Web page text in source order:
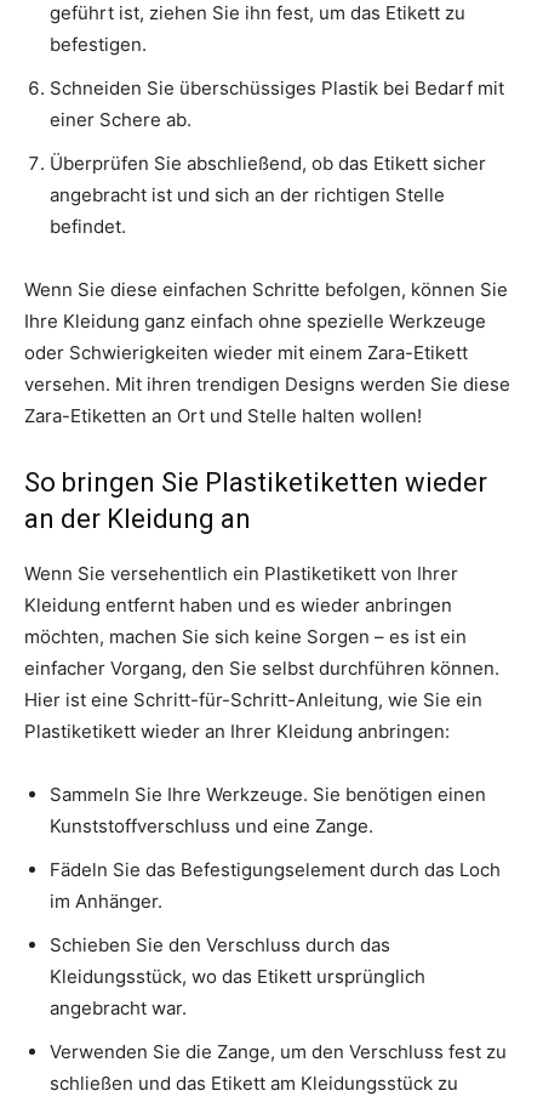
geführt ist, ziehen Sie ihn fest, um das Etikett zu
befestigen.
Schneiden Sie überschüssiges Plastik bei Bedarf mit
einer Schere ab.
Überprüfen Sie abschließend, ob das Etikett sicher
angebracht ist und sich an der richtigen Stelle
befindet.
Wenn Sie diese einfachen Schritte befolgen, können Sie
Ihre Kleidung ganz einfach ohne spezielle Werkzeuge
oder Schwierigkeiten wieder mit einem Zara-Etikett
versehen. Mit ihren trendigen Designs werden Sie diese
Zara-Etiketten an Ort und Stelle halten wollen!
So bringen Sie Plastiketiketten wieder
an der Kleidung an
Wenn Sie versehentlich ein Plastiketikett von Ihrer
Kleidung entfernt haben und es wieder anbringen
möchten, machen Sie sich keine Sorgen – es ist ein
einfacher Vorgang, den Sie selbst durchführen können.
Hier ist eine Schritt-für-Schritt-Anleitung, wie Sie ein
Plastiketikett wieder an Ihrer Kleidung anbringen:
Sammeln Sie Ihre Werkzeuge. Sie benötigen einen
Kunststoffverschluss und eine Zange.
Fädeln Sie das Befestigungselement durch das Loch
im Anhänger.
Schieben Sie den Verschluss durch das
Kleidungsstück, wo das Etikett ursprünglich
angebracht war.
Verwenden Sie die Zange, um den Verschluss fest zu
schließen und das Etikett am Kleidungsstück zu